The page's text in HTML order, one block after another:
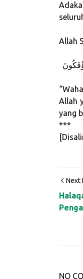
Allah
Allah
yang
***
Next
NO